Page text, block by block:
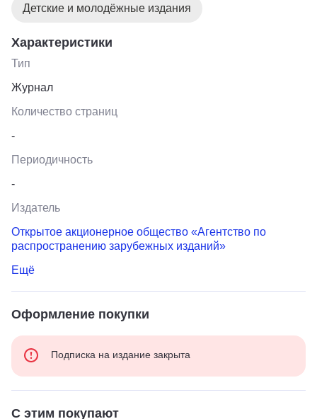
Детские и молодёжные издания
Характеристики
Тип
Журнал
Количество страниц
-
Периодичность
-
Издатель
Открытое акционерное общество «Агентство по
распространению зарубежных изданий»
Ещё
Оформление покупки
Подписка на издание закрыта
С этим покупают